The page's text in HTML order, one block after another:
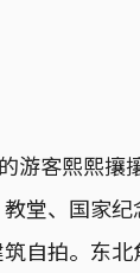
游客熙熙
堂、国家
自拍。东